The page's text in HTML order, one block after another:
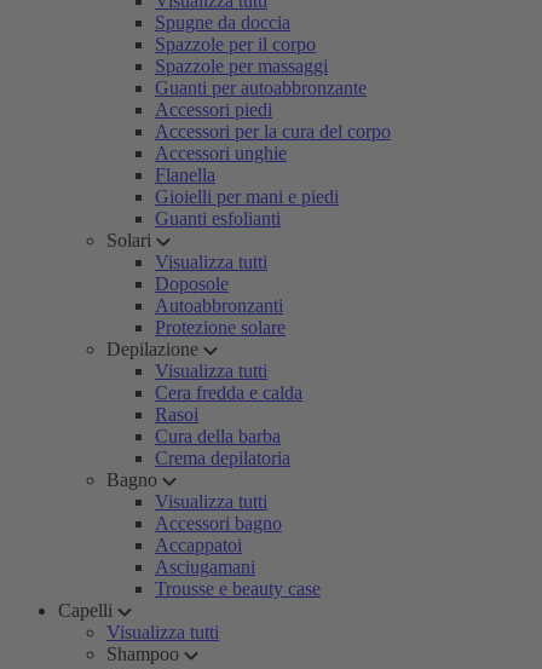
Spugne da doccia
Spazzole per il corpo
Spazzole per massaggi
Guanti per autoabbronzante
Accessori piedi
Accessori per la cura del corpo
Accessori unghie
Flanella
Gioielli per mani e piedi
Guanti esfolianti
Solari
Visualizza tutti
Doposole
Autoabbronzanti
Protezione solare
Depilazione
Visualizza tutti
Cera fredda e calda
Rasoi
Cura della barba
Crema depilatoria
Bagno
Visualizza tutti
Accessori bagno
Accappatoi
Asciugamani
Trousse e beauty case
Capelli
Visualizza tutti
Shampoo